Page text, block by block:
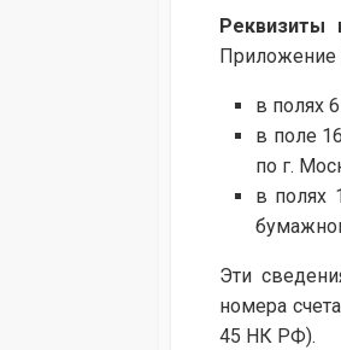
Реквизиты
в полях
в поле
по г.
в полях
Эти
номера
45 НК РФ).